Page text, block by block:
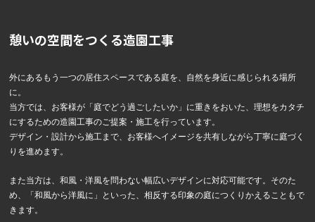
憩いの空間をつくる造園工事
外にあるもう一つの居住スペースである庭を、自然を身近に感じられる場所
に。
当方では、お客様が「庭でどう過ごしたいか」に重きをおいた、理想をカタチ
にするための造園工事のご提案・施工を行っています。
デザイン・設計から施工まで、お客様へイメージを共有しながら丁寧に庭づく
りを進めます。
また当方は、和風・洋風を問わない幅広いデザインに対応可能です。そのた
め、「和風から洋風に」といった、相反する印象の庭につくりかえることもで
きます。